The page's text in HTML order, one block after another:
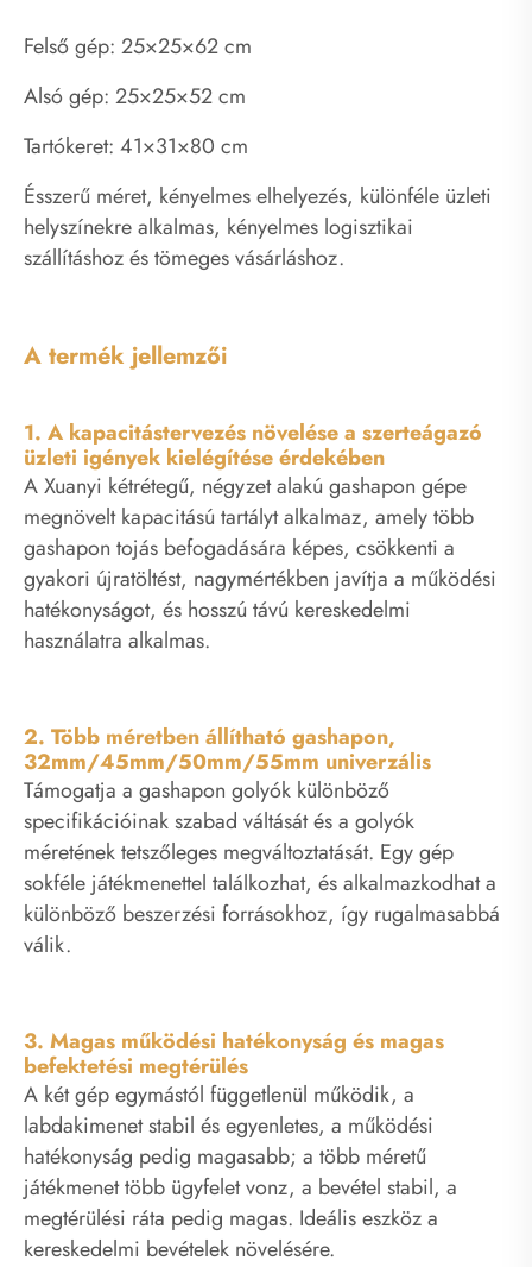
Felső gép: 25×25×62 cm
Alsó gép: 25×25×52 cm
Tartókeret: 41×31×80 cm
Ésszerű méret, kényelmes elhelyezés, különféle üzleti
helyszínekre alkalmas, kényelmes logisztikai
szállításhoz és tömeges vásárláshoz.
A termék jellemzői
1. A kapacitástervezés növelése a szerteágazó
üzleti igények kielégítése érdekében
A Xuanyi kétrétegű, négyzet alakú gashapon gépe
megnövelt kapacitású tartályt alkalmaz, amely több
gashapon tojás befogadására képes, csökkenti a
gyakori újratöltést, nagymértékben javítja a működési
hatékonyságot, és hosszú távú kereskedelmi
használatra alkalmas.
2. Több méretben állítható gashapon,
32mm/45mm/50mm/55mm univerzális
Támogatja a gashapon golyók különböző
specifikációinak szabad váltását és a golyók
méretének tetszőleges megváltoztatását. Egy gép
sokféle játékmenettel találkozhat, és alkalmazkodhat a
különböző beszerzési forrásokhoz, így rugalmasabbá
válik.
3. Magas működési hatékonyság és magas
befektetési megtérülés
A két gép egymástól függetlenül működik, a
labdakimenet stabil és egyenletes, a működési
hatékonyság pedig magasabb; a több méretű
játékmenet több ügyfelet vonz, a bevétel stabil, a
megtérülési ráta pedig magas. Ideális eszköz a
kereskedelmi bevételek növelésére.